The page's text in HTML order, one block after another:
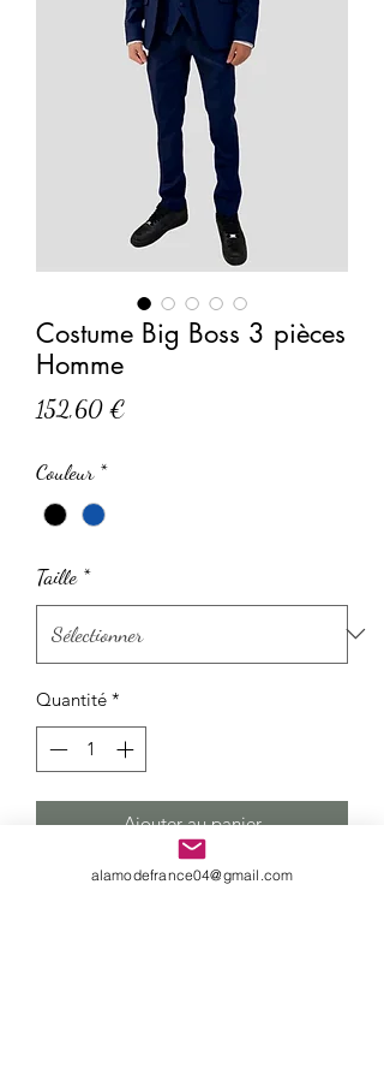
Costume Big Boss 3 pièces
Homme
152,60 €
Couleur *
Taille *
Quantité *
Ajouter au panier
Costume très élégant pour Homme
alamodefrance04@gmail.com